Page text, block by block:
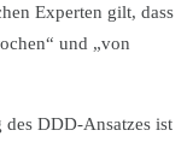
Experten gilt, dass
und „von
des DDD-Ansatzes ist